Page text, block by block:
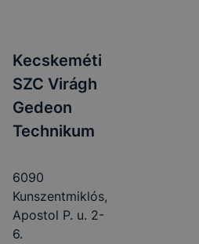
Kecskeméti
SZC Virágh
Gedeon
Technikum
6090
Kunszentmiklós,
Apostol P. u. 2-
6.